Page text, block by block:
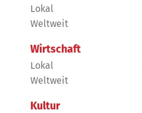
Lokal
Weltweit
Wirtschaft
Lokal
Weltweit
Kultur